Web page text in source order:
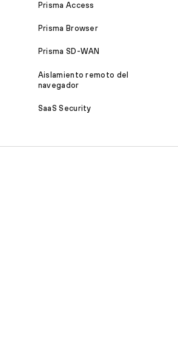
Prisma Access
Prisma Browser
Prisma SD-WAN
Aislamiento remoto del
navegador
SaaS Security